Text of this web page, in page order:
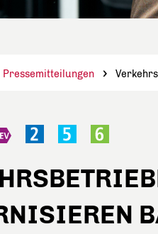
Pressemitteilungen